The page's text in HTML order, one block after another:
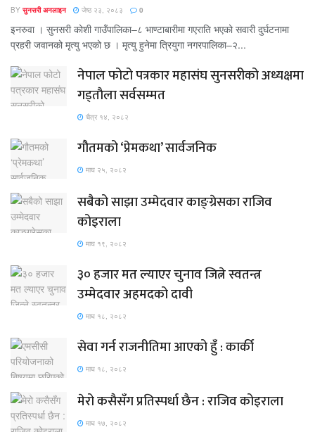
BY सुनसरी अनलाइन जेष्ठ २३, २०८३ 0
इनरुवा । सुनसरी कोशी गाउँपालिका–८ भाण्टाबारीमा गएराति भएको सवारी दुर्घटनामा
प्रहरी जवानको मृत्यु भएको छ । मृत्यु हुनेमा त्रियुगा नगरपालिका–२...
नेपाल फोटो पत्रकार महासंघ सुनसरीको अध्यक्षमा
गड्ताैला सर्वसम्मत
चैत्र १४, २०८२
गौतमको ‘प्रेमकथा’ सार्वजनिक
माघ २५, २०८२
सबैको साझा उम्मेदवार काङ्ग्रेसका राजिव
कोइराला
माघ १९, २०८२
३० हजार मत ल्याएर चुनाव जित्ने स्वतन्त्र
उम्मेदवार अहमदको दावी
माघ १८, २०८२
सेवा गर्न राजनीतिमा आएको हुँ : कार्की
माघ १८, २०८२
मेरो कसैसँग प्रतिस्पर्धा छैन : राजिव कोइराला
माघ १७, २०८२